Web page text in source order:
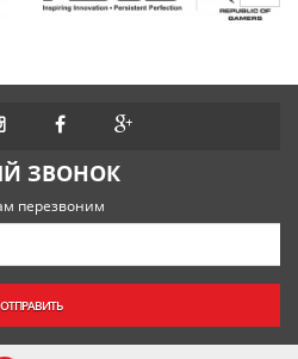
ЗВОНОК
перезвоним
ОТПРАВИТЬ